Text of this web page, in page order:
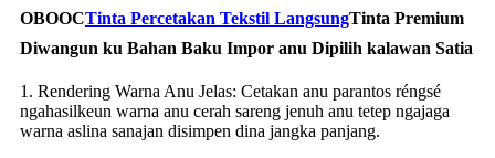
OBOOCTinta Percetakan Tekstil LangsungTinta Premium
Diwangun ku Bahan Baku Impor anu Dipilih kalawan Satia
1. Rendering Warna Anu Jelas: Cetakan anu parantos réngsé
ngahasilkeun warna anu cerah sareng jenuh anu tetep ngajaga
warna aslina sanajan disimpen dina jangka panjang.